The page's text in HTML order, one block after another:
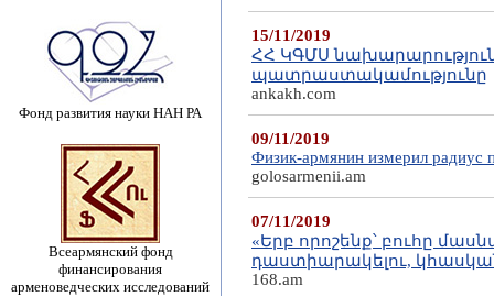
Фонд развития науки НАН РА
Всеармянский фонд
финансирования
арменоведческих исследований
15/11/2019
ՀՀ ԿԳՄՍ
պատրաստակամությունը
ankakh.com
09/11/2019
Физик-армянин измерил радиус
golosarmenii.am
07/11/2019
«Երբ որոշենք՝ բուհը
դաստիարակելու,
168.am